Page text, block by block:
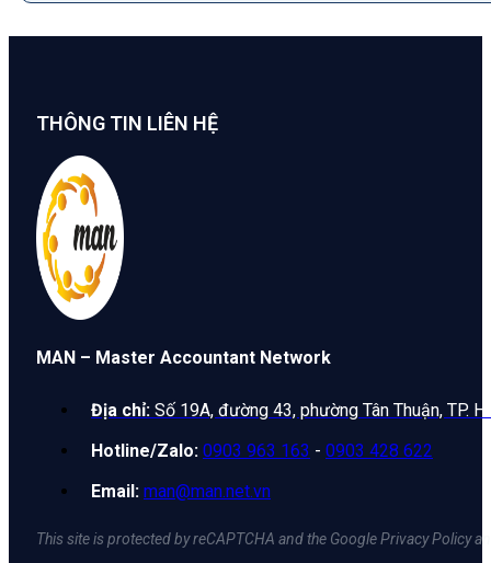
THÔNG TIN LIÊN HỆ
MAN – Master Accountant Network
Địa chỉ: Số 19A, đường 43, phường Tân Thuận, TP.
Hotline/Zalo: 0903 963 163 - 0903 428 622
Email: man@man.net.vn
This site is protected by reCAPTCHA and the Google Privacy Policy